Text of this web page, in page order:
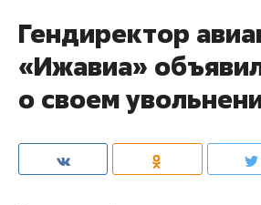
Гендиректор
«Ижавиа»
о своем